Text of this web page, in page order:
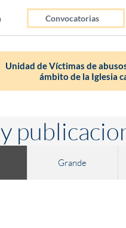
Convocatorias
Unidad de Víctimas de
ámbito de la Iglesia
Grande